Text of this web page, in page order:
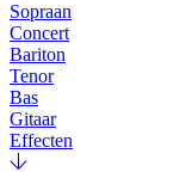
Sopraan
Concert
Bariton
Tenor
Bas
Gitaar
Effecten